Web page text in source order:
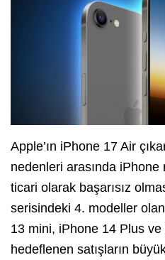
Apple’ın iPhone 17 Air
nedenleri arasında
ticari olarak başarısız
serisindeki 4. modeller
13 mini, iPhone 14 Plus
hedeflenen satışların